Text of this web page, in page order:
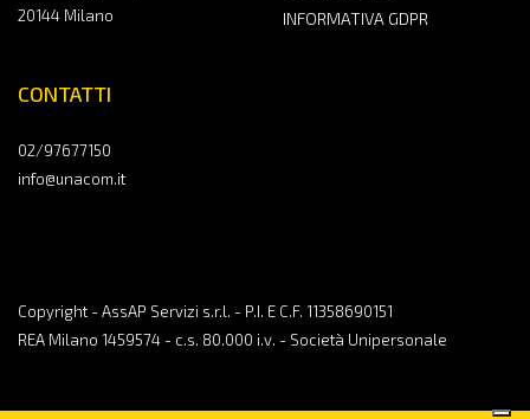
20144 Milano
CONTATTI
02/97677150
info@unacom.it
INFORMATIVA GDPR
Copyright - AssAP Servizi s.r.l. - P.I. E C.F. 11358690151
REA Milano 1459574 - c.s. 80.000 i.v. - Società Unipersonale